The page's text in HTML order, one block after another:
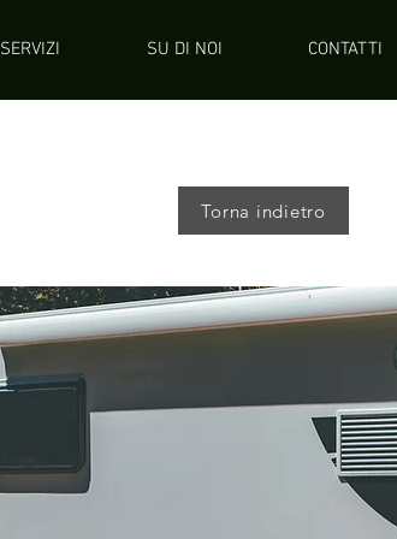
SERVIZI SU DI NOI CONTATTI
Torna indietro